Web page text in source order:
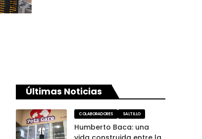
Últimas Noticias
COLABORADORES SALTILLO
Humberto Baca: una